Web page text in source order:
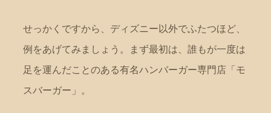
せっかくですから、ディズニー以外でふたつほど、
例をあげてみましょう。まず最初は、誰もが一度は
足を運んだことのある有名ハンバーガー専門店「モ
スバーガー」。